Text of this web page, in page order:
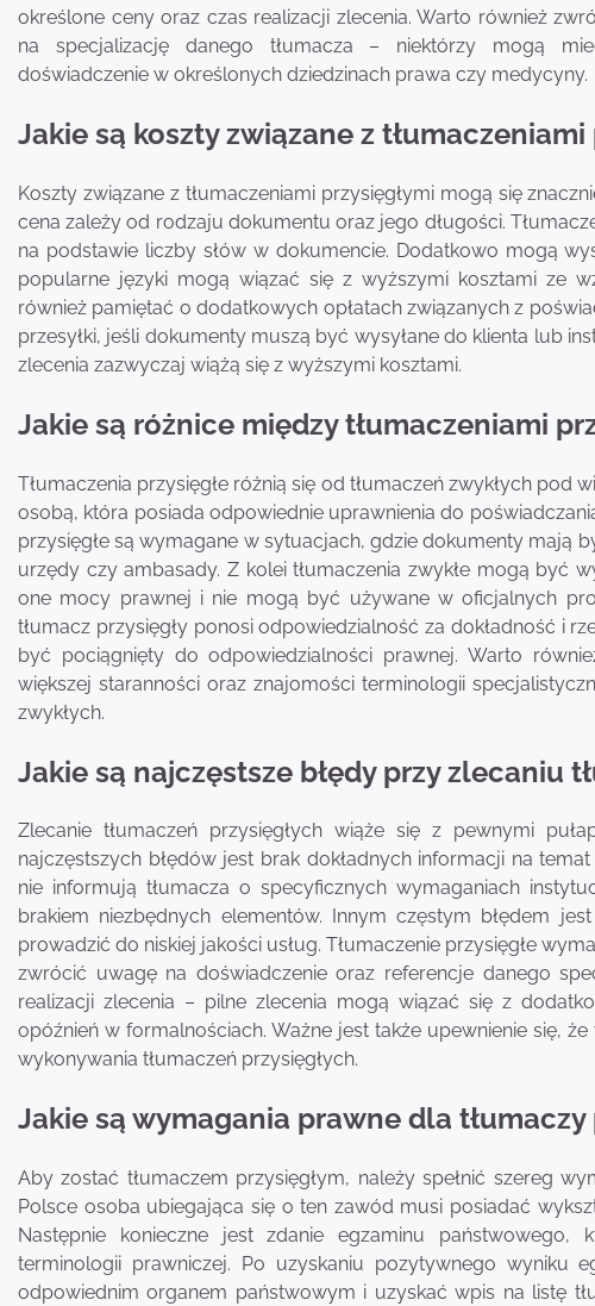
określone ceny oraz czas realizacji zlecenia. Warto również
na specjalizację danego tłumacza – niektórzy mogą
doświadczenie w określonych dziedzinach prawa czy medycyny.
Jakie są koszty związane z tłumaczeniami
Koszty związane z tłumaczeniami przysięgłymi mogą się
cena zależy od rodzaju dokumentu oraz jego długości.
na podstawie liczby słów w dokumencie. Dodatkowo mogą
popularne języki mogą wiązać się z wyższymi kosztami ze
również pamiętać o dodatkowych opłatach związanych z
przesyłki, jeśli dokumenty muszą być wysyłane do klienta lub
zlecenia zazwyczaj wiążą się z wyższymi kosztami.
Jakie są różnice między tłumaczeniami
Tłumaczenia przysięgłe różnią się od tłumaczeń zwykłych pod
osobą, która posiada odpowiednie uprawnienia do
przysięgłe są wymagane w sytuacjach, gdzie dokumenty mają
urzędy czy ambasady. Z kolei tłumaczenia zwykłe mogą być
one mocy prawnej i nie mogą być używane w oficjalnych
tłumacz przysięgły ponosi odpowiedzialność za dokładność i
być pociągnięty do odpowiedzialności prawnej. Warto
większej staranności oraz znajomości terminologii
zwykłych.
Jakie są najczęstsze błędy przy zlecaniu
Zlecanie tłumaczeń przysięgłych wiąże się z pewnymi
najczęstszych błędów jest brak dokładnych informacji na
nie informują tłumacza o specyficznych wymaganiach
brakiem niezbędnych elementów. Innym częstym błędem
prowadzić do niskiej jakości usług. Tłumaczenie przysięgłe
zwrócić uwagę na doświadczenie oraz referencje danego
realizacji zlecenia – pilne zlecenia mogą wiązać się z
opóźnień w formalnościach. Ważne jest także upewnienie się,
wykonywania tłumaczeń przysięgłych.
Jakie są wymagania prawne dla tłumaczy
Aby zostać tłumaczem przysięgłym, należy spełnić szereg
Polsce osoba ubiegająca się o ten zawód musi posiadać
Następnie konieczne jest zdanie egzaminu
terminologii prawniczej. Po uzyskaniu pozytywnego wyniku
odpowiednim organem państwowym i uzyskać wpis na listę